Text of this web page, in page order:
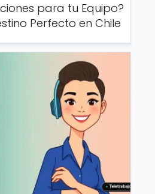
para tu Equipo?
Perfecto en Chile